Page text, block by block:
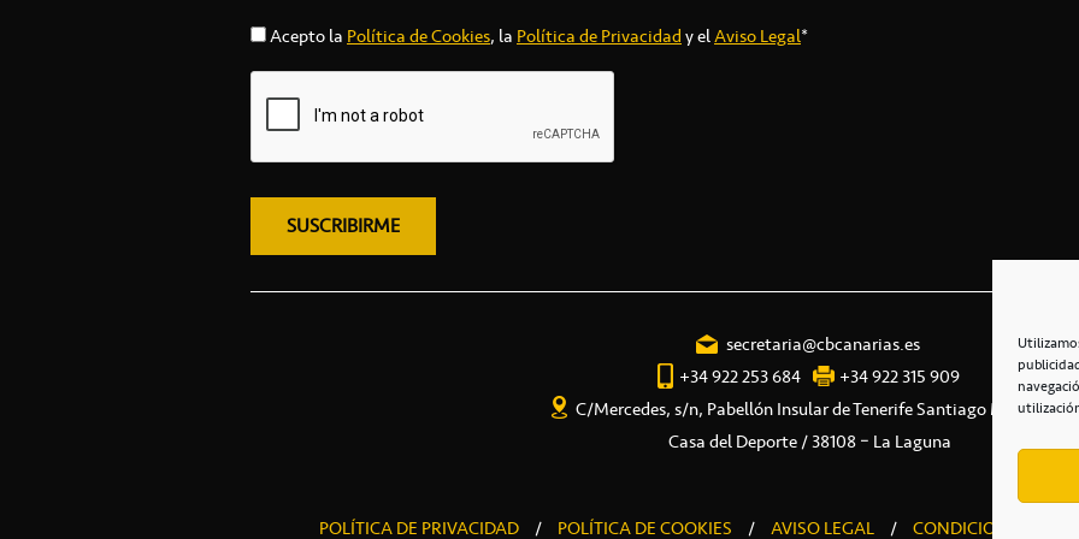
Acepto la Política de Cookies, la Política de Privacidady elAviso Legal*
secretaria@cbcanarias.es
+34 922 253 684
+34 922 315 909
C/Mercedes, s/n, Pabellón Insular de Tenerife Santiago Martín
Casa del Deporte / 38108 – La Laguna
POLÍTICA DE PRIVACIDAD / POLÍTICA DE COOKIES / AVISO LEGAL / CONDICIONES